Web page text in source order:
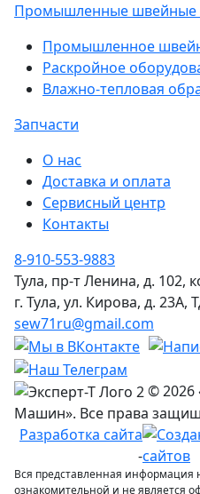
Промышленные
Промышленное
Раскройное
Влажно-тепловая
Запчасти
О нас
Доставка и оплата
Сервисный центр
Контакты
8-910-553-9883
Тула, пр-т Ленина, д. 102,
г. Тула, ул. Кирова, д. 23А,
sew71ru@gmail.com
©
Машин». Все права
Разработка сайта
-
Вся представленная информация
ознакомительной и не является